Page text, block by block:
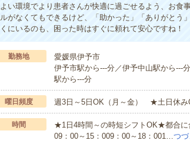
よい環境でより患者さんが快適に過ごせるよう、お食
ルがなくてもできるけど、「助かった」「ありがとう
くにいるのも、困った時はすぐに頼れて安心ですね！
勤務地
愛媛県伊予市
伊予市駅から---分／伊予中山駅から---
駅から---分
曜日頻度 週3日～5日OK（月～金） ★土日休み
時間
★1日4時間～の時短シフトOK★都合に
09：00～15：009：00～18：001…つ